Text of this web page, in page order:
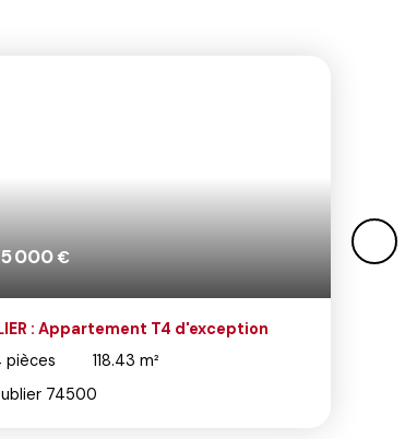
EVIAN - Appartement T4 en